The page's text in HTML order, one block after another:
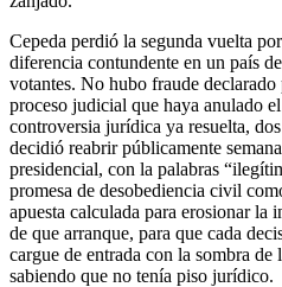
Cepeda perdió la segunda vuelta
diferencia contundente en un país
votantes. No hubo fraude
proceso judicial que haya anulado
controversia jurídica ya resuelta,
decidió reabrir públicamente
presidencial, con la palabras
promesa de desobediencia civil
apuesta calculada para erosionar la
de que arranque, para que cada
cargue de entrada con la sombra de
sabiendo que no tenía piso jurídico.